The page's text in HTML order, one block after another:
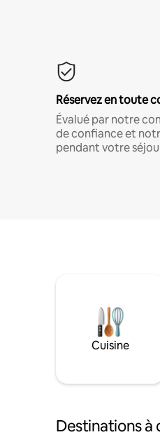
Réservez en toute
Évalué par notre
de confiance et
pendant votre
Cuisine
Destinations à